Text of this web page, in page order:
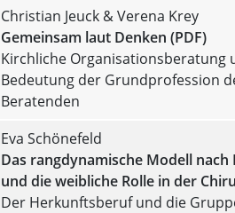
Christian Jeuck & Verena Krey
Gemeinsam laut Denken (PDF)
Kirchliche Organisationsberatung
Bedeutung der Grundprofession
Beratenden
Eva Schönefeld
Das rangdynamische Modell nach
und die weibliche Rolle in der
Der Herkunftsberuf und die